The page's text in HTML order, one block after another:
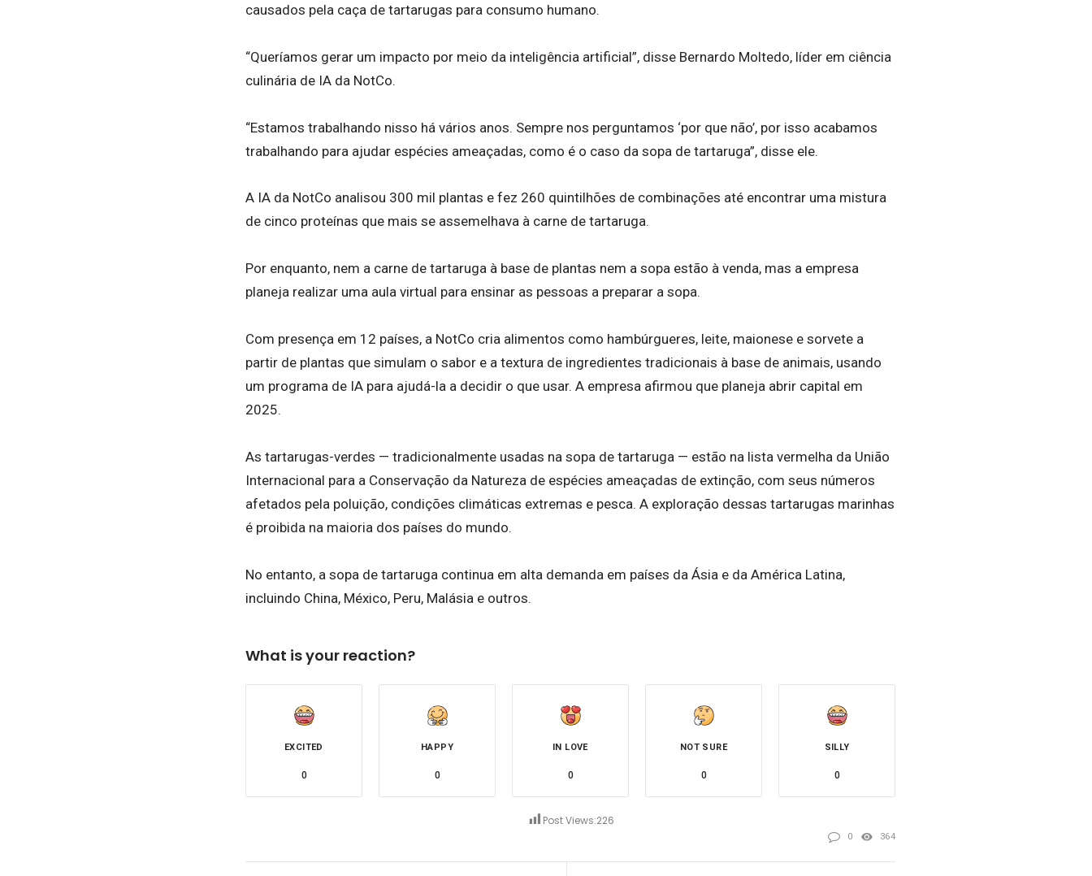
causados pela caça de tartarugas para consumo humano.
“Queríamos gerar um impacto por meio da inteligência artificial”, disse Bernardo Moltedo, líder em ciência
culinária de IA da NotCo.
“Estamos trabalhando nisso há vários anos. Sempre nos perguntamos ‘por que não’, por isso acabamos
trabalhando para ajudar espécies ameaçadas, como é o caso da sopa de tartaruga”, disse ele.
A IA da NotCo analisou 300 mil plantas e fez 260 quintilhões de combinações até encontrar uma mistura
de cinco proteínas que mais se assemelhava à carne de tartaruga.
Por enquanto, nem a carne de tartaruga à base de plantas nem a sopa estão à venda, mas a empresa
planeja realizar uma aula virtual para ensinar as pessoas a preparar a sopa.
Com presença em 12 países, a NotCo cria alimentos como hambúrgueres, leite, maionese e sorvete a
partir de plantas que simulam o sabor e a textura de ingredientes tradicionais à base de animais, usando
um programa de IA para ajudá-la a decidir o que usar. A empresa afirmou que planeja abrir capital em
2025.
As tartarugas-verdes — tradicionalmente usadas na sopa de tartaruga — estão na lista vermelha da União
Internacional para a Conservação da Natureza de espécies ameaçadas de extinção, com seus números
afetados pela poluição, condições climáticas extremas e pesca. A exploração dessas tartarugas marinhas
é proibida na maioria dos países do mundo.
No entanto, a sopa de tartaruga continua em alta demanda em países da Ásia e da América Latina,
incluindo China, México, Peru, Malásia e outros.
Post Views:226
What is your reaction?
EXCITED
0
HAPPY
0
IN LOVE
0
NOT SURE
0
SILLY
0
0 364